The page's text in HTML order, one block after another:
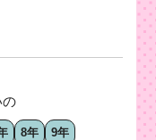
の
8年 9年